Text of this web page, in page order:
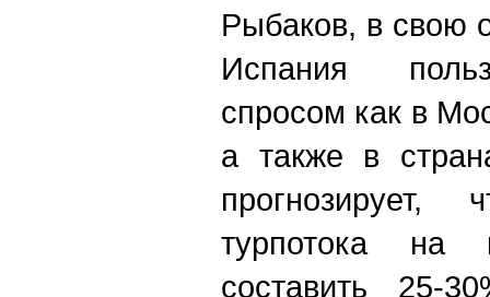
Рыбаков, в свою
Испания
спросом как в
а также в
прогнозирует,
турпотока на
составить 25-